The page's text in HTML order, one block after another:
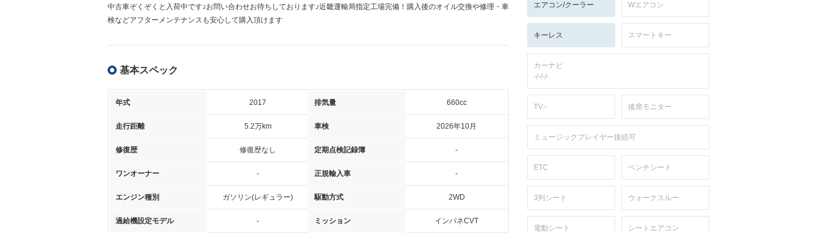
中古車ぞくぞくと入荷中です♪お問い合わせお待ちしております♪近畿運輸局指定工場完備！購入後のオイル交換や修理・車
検などアフターメンテナンスも安心して購入頂けます
基本スペック
年式 2017 排気量 660cc
走行距離 5.2万km 車検 2026年10月
修復歴 修復歴なし 定期点検記録簿 -
ワンオーナー - 正規輸入車 -
エンジン種別 ガソリン(レギュラー) 駆動方式 2WD
過給機設定モデル - ミッション インパネCVT
エアコン/クーラー Wエアコン
キーレス スマートキー
カーナビ
-/-/-/-
TV:- 後席モニター
ミュージックプレイヤー接続可
ETC ベンチシート
3列シート ウォークスルー
電動シート シートエアコン